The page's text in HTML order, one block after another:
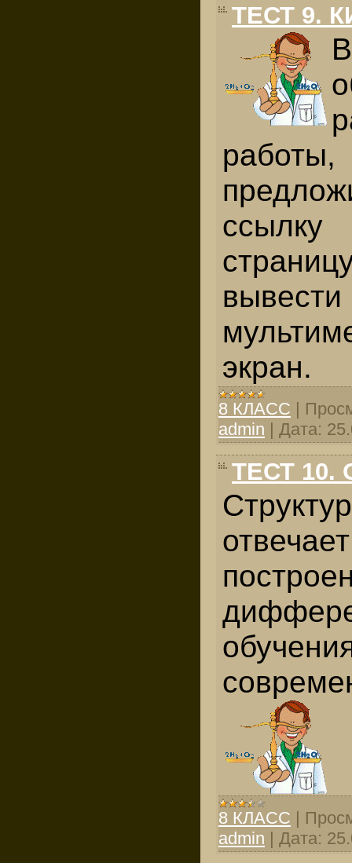
ТЕСТ 9.
экран.
8 КЛАСС |
admin | Дата:
ТЕСТ
8 КЛАСС |
admin | Дата: